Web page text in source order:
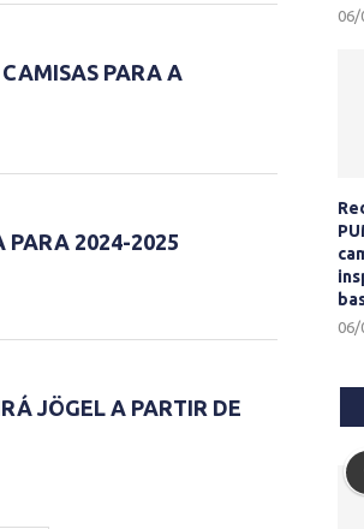
PARA A
PARA 2024-2025
JÖGEL A PARTIR DE
06/
06/